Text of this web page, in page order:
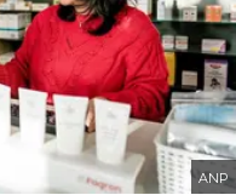
ANP